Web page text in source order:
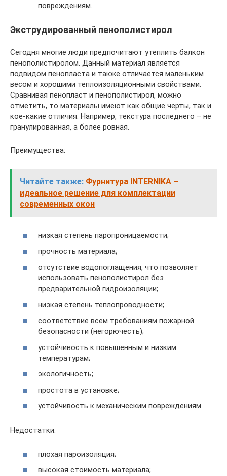
повреждениям.
Экструдированный пенополистирол
Сегодня многие люди предпочитают утеплить балкон
пенополистиролом. Данный материал является
подвидом пенопласта и также отличается маленьким
весом и хорошими теплоизоляционными свойствами.
Сравнивая пенопласт и пенополистирол, можно
отметить, то материалы имеют как общие черты, так и
кое-какие отличия. Например, текстура последнего – не
гранулированная, а более ровная.
Преимущества:
Читайте также: Фурнитура INTERNIKA –
идеальное решение для комплектации
современных окон
низкая степень паропроницаемости;
прочность материала;
отсутствие водопоглащения, что позволяет
использовать пенополистирол без
предварительной гидроизоляции;
низкая степень теплопроводности;
соответствие всем требованиям пожарной
безопасности (негорючесть);
устойчивость к повышенным и низким
температурам;
экологичность;
простота в установке;
устойчивость к механическим повреждениям.
Недостатки:
плохая пароизоляция;
высокая стоимость материала;